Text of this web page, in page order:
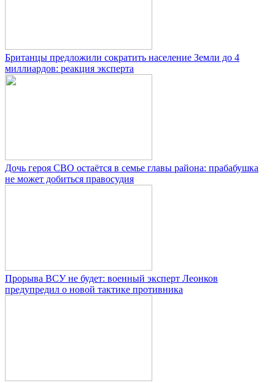
Британцы предложили сократить население Земли до 4
миллиардов: реакция эксперта
Дочь героя СВО остаётся в семье главы района: прабабушка
не может добиться правосудия
Прорыва ВСУ не будет: военный эксперт Леонков
предупредил о новой тактике противника